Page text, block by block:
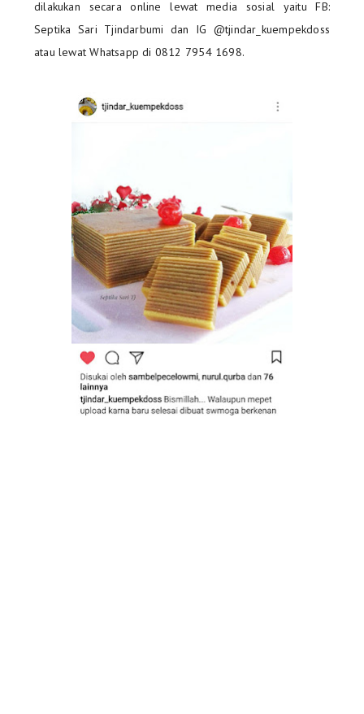
dilakukan secara online lewat media sosial yaitu FB:
Septika Sari Tjindarbumi dan IG @tjindar_kuempekdoss
atau lewat Whatsapp di 0812 7954 1698.